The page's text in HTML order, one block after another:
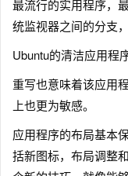
最流行的实用程序，
统监视器之间的分支
Ubuntu的清洁应用程
重写也意味着该应用
上也更为敏感。
应用程序的布局基本
括新图标，布局调整